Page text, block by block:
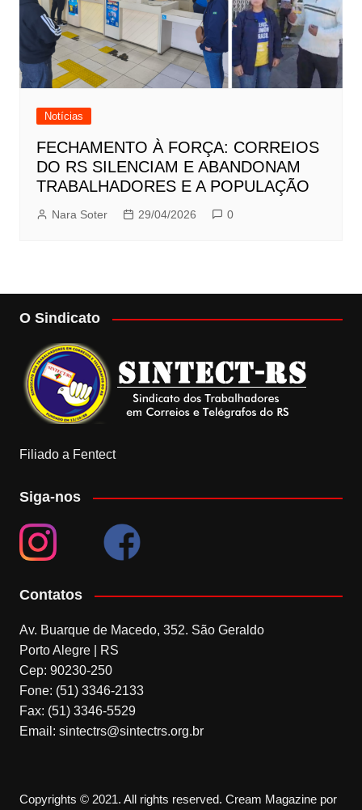
Notícias
FECHAMENTO À FORÇA: CORREIOS
DO RS SILENCIAM E ABANDONAM
TRABALHADORES E A POPULAÇÃO
Nara Soter 29/04/2026 0
O Sindicato
Filiado a Fentect
Siga-nos
Contatos
Av. Buarque de Macedo, 352. São Geraldo
Porto Alegre | RS
Cep: 90230-250
Fone: (51) 3346-2133
Fax: (51) 3346-5529
Email: sintectrs@sintectrs.org.br
Copyrights © 2021. All rights reserved. Cream Magazine por